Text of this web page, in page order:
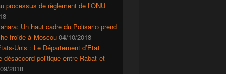
processus de règlement de l’ONU
Un haut cadre du Polisario prend
froide à Moscou 04/10/2018
Unis : Le Département d’Etat
désaccord politique entre Rabat et
2018